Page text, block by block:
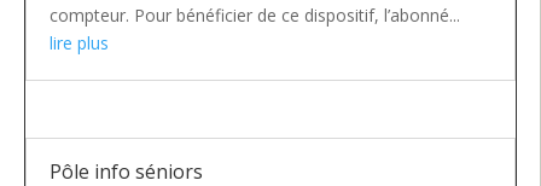
compteur. Pour bénéficier de ce dispositif, l’abonné...
lire plus
Pôle info séniors